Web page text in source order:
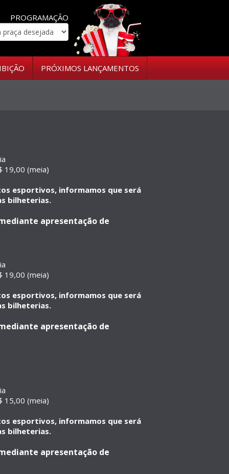
PROGRAMAÇÃO
PRÓXIMOS LANÇAMENTOS
19,00 (meia)
esportivos, informamos que será
bilheterias.
apresentação de
19,00 (meia)
esportivos, informamos que será
bilheterias.
apresentação de
15,00 (meia)
esportivos, informamos que será
bilheterias.
apresentação de